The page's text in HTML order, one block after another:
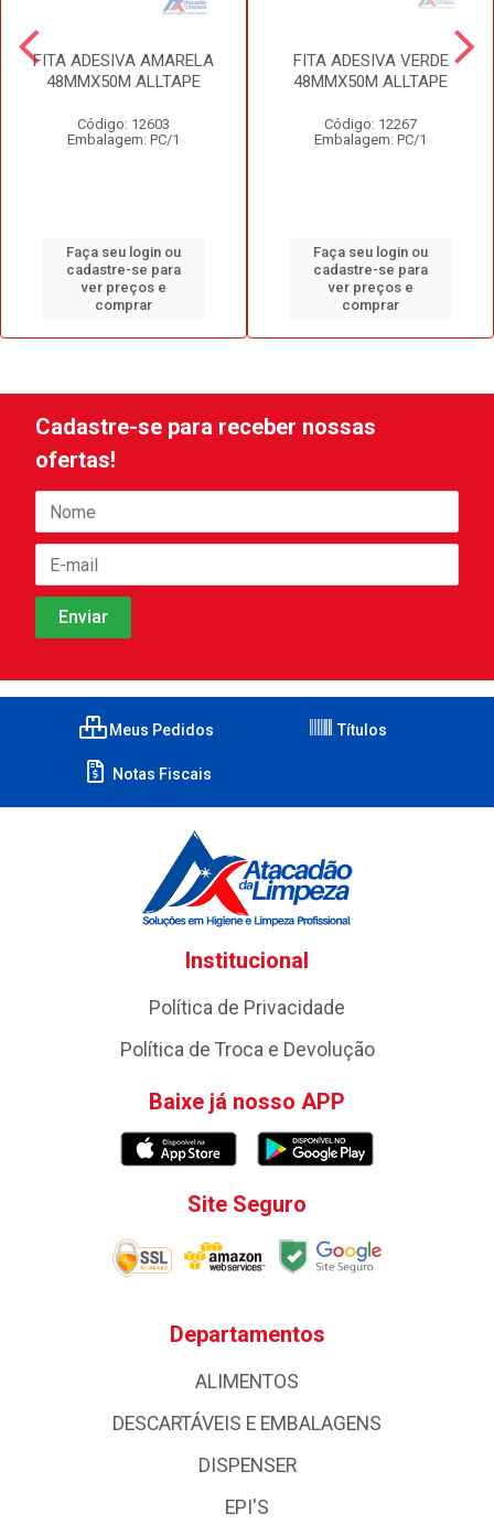
FITA ADESIVA AMARELA
48MMX50M ALLTAPE
Código: 12603
Embalagem: PC/1
Faça seu login ou
cadastre-se para
ver preços e
comprar
FITA ADESIVA VERDE
48MMX50M ALLTAPE
Código: 12267
Embalagem: PC/1
Faça seu login ou
cadastre-se para
ver preços e
comprar
Cadastre-se para receber nossas
ofertas!
Meus Pedidos Títulos
Notas Fiscais
Institucional
Política de Privacidade
Política de Troca e Devolução
Baixe já nosso APP
Site Seguro
Departamentos
ALIMENTOS
DESCARTÁVEIS E EMBALAGENS
DISPENSER
EPI'S